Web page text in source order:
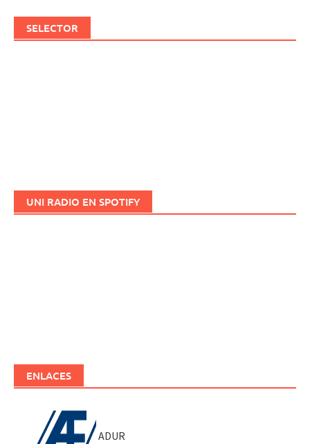
SELECTOR
UNI RADIO EN SPOTIFY
ENLACES
ADUR